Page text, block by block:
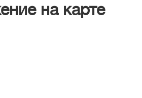
на карте